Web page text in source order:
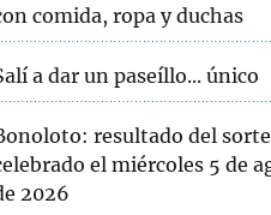
comida, ropa y duchas
a dar un paseíllo... único
resultado del
el miércoles 5 de
2026